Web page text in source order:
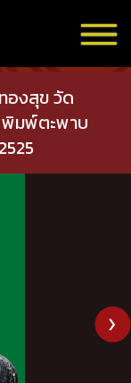
องสุข วัด
พิมพ์ตะพาบ